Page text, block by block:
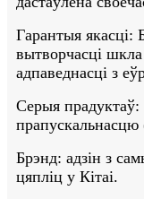
Гарантыя якасці:
вытворчасці
адпаведнасці з
Серыя прадуктаў:
Брэнд: адзін з
цяпліц у Кітаі.